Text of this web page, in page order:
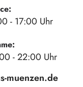
- 17:00 Uhr
- 22:00 Uhr
muenzen.de